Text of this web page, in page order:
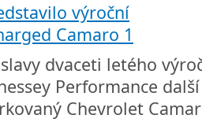
dvaceti letého
Performance
Chevrolet